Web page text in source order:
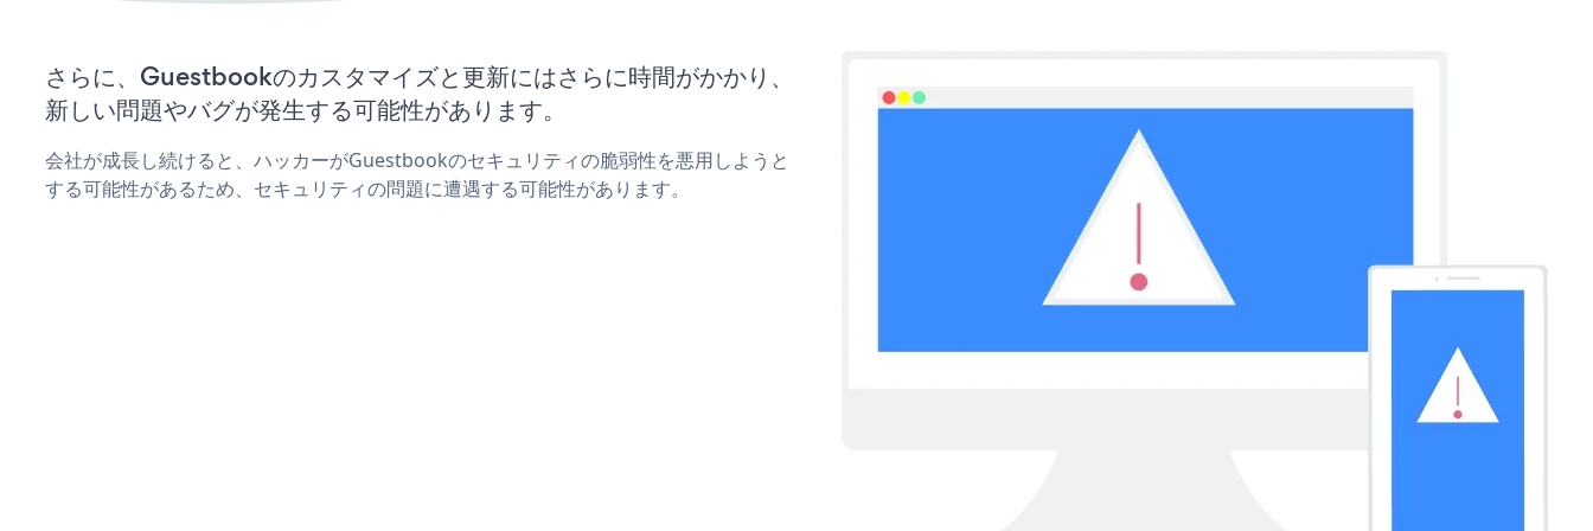
さらに、Guestbookのカスタマイズと更新にはさらに時間がかかり、
新しい問題やバグが発生する可能性があります。
会社が成長し続けると、ハッカーがGuestbookのセキュリティの脆弱性を悪用しようと
する可能性があるため、セキュリティの問題に遭遇する可能性があります。